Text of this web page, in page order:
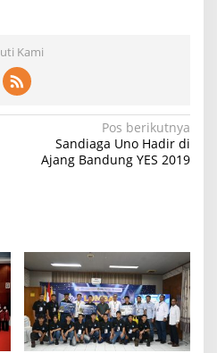
Kami
Pos berikutnya
Sandiaga Uno Hadir di
Ajang Bandung YES 2019